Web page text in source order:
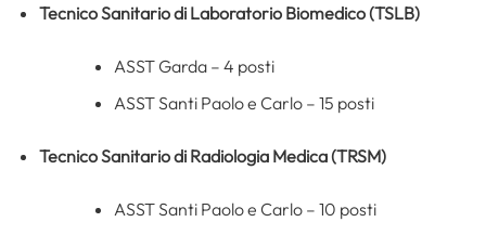
Tecnico Sanitario di Laboratorio Biomedico (TSLB)
ASST Garda – 4 posti
ASST Santi Paolo e Carlo – 15 posti
Tecnico Sanitario di Radiologia Medica (TRSM)
ASST Santi Paolo e Carlo – 10 posti